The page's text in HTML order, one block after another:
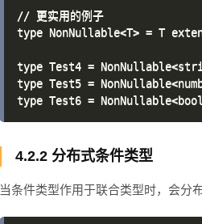
// 更实用的例子
type NonNullable<T> = T
type Test4 =
type Test5 =
4.2.2 分布式条件类型
当条件类型作用于联合类型时，会分